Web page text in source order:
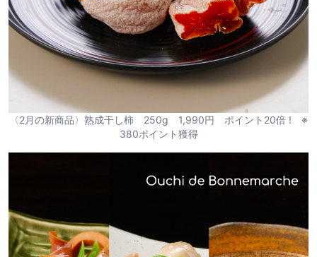
〈2月の新商品〉熟成干し柿 250g 1,990円 ポイント20倍 ! ※
380ポイント獲得